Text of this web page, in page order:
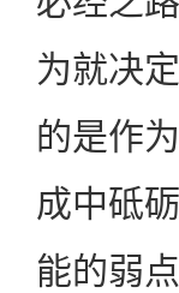
为就决
的是作
成中砥
能的弱